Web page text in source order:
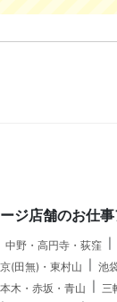
ジ店舗のお仕
中野・高円寺・荻窪
(田無)・東村山 池
木・赤坂・青山 三